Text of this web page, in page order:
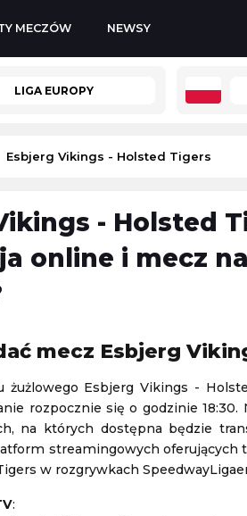
MECZÓW NEWSY
LIGA EUROPY
Esbjerg Vikings - Holsted Tigers
Golf
ATP Montreal
08.08.2026 2:10
Estoril -
Liga Portugalska
- Holsted
online i mecz
mecz Esbjerg
żużlowego Esbjerg Vikings -
rozpocznie się o godzinie
na których dostępna będzie
streamingowych oferujących
w rozgrywkach
: